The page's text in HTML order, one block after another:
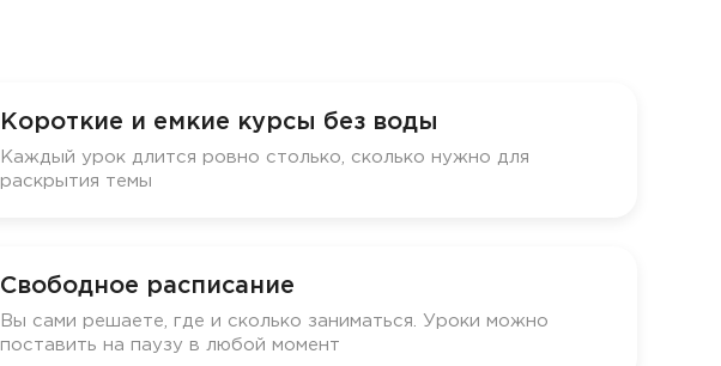
Короткие и емкие курсы без воды
Каждый урок длится ровно столько, сколько нужно для
раскрытия темы
Свободное расписание
Вы сами решаете, где и сколько заниматься. Уроки можно
поставить на паузу в любой момент